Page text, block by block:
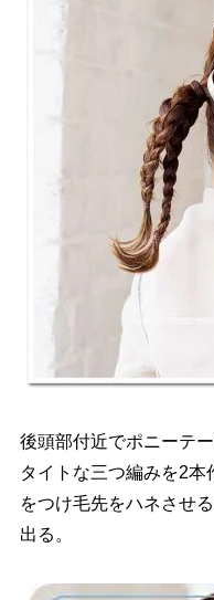
後頭部付近でポニーテ
タイトな三つ編みを2本
をつけ毛先をハネさせ
出る。